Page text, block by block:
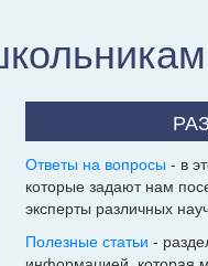
Ответы на вопросы - в
которые задают нам
эксперты различных
Полезные статьи -